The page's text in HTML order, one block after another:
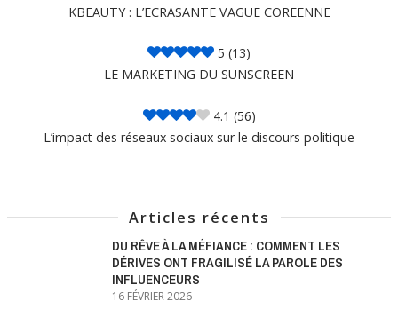
KBEAUTY : L’ECRASANTE VAGUE COREENNE
5 (13)
LE MARKETING DU SUNSCREEN
4.1 (56)
L’impact des réseaux sociaux sur le discours politique
Articles récents
DU RÊVE À LA MÉFIANCE : COMMENT LES
DÉRIVES ONT FRAGILISÉ LA PAROLE DES
INFLUENCEURS
16 FÉVRIER 2026